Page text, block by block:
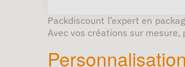
Packdiscount l’expert en
Avec vos créations sur